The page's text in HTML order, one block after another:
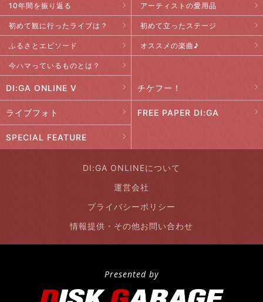
10年間を振り返る アーティストの愛用品
初めて観に行ったライブは？ 初めて立ったステージ
ふるさとエピソード オススメの楽曲♪
今ハマっているものとは？
DI:GA ONLINE V チケフー！
ライブフォト FREE PAPER DI:GA
SPECIAL FEATURE
DI:GA ONLINEについて
運営会社
プライバシーポリシー
情報提供・その他お問い合わせ
Presented by